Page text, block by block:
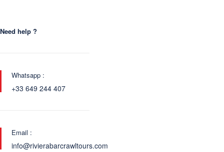
Need help ?
Whatsapp :
+33 649 244 407
Email :
info@rivierabarcrawltours.com